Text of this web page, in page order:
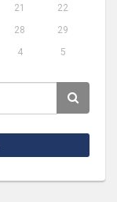
21
22
28
29
4 5